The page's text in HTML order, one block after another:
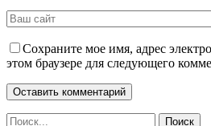
Сохраните мое имя, адрес
этом браузере для следующего